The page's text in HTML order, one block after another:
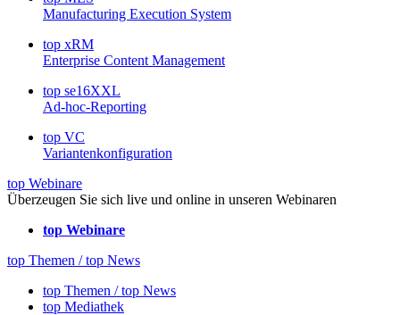
Manufacturing Execution System
top xRM
Enterprise Content Management
top se16XXL
Ad-hoc-Reporting
top VC
Variantenkonfiguration
top Webinare
Überzeugen Sie sich live und online in unseren Webinaren
top Webinare
top Themen / top News
top Themen / top News
top Mediathek